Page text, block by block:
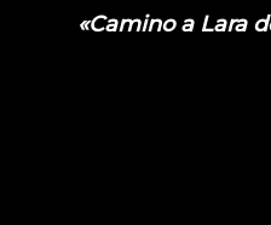
«Camino a Lara